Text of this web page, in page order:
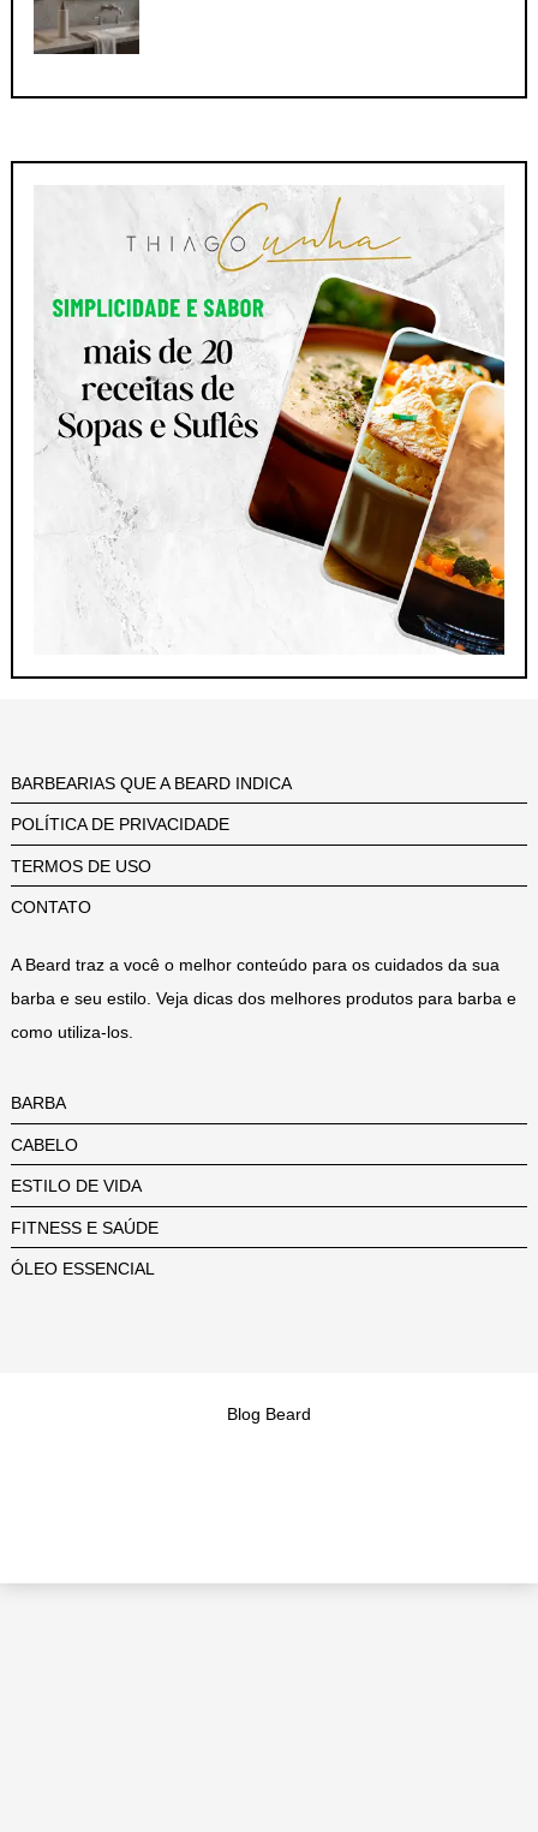
BARBEARIAS QUE A BEARD INDICA
POLÍTICA DE PRIVACIDADE
TERMOS DE USO
CONTATO
A Beard traz a você o melhor conteúdo para os cuidados da sua
barba e seu estilo. Veja dicas dos melhores produtos para barba e
como utiliza-los.
BARBA
CABELO
ESTILO DE VIDA
FITNESS E SAÚDE
ÓLEO ESSENCIAL
Blog Beard